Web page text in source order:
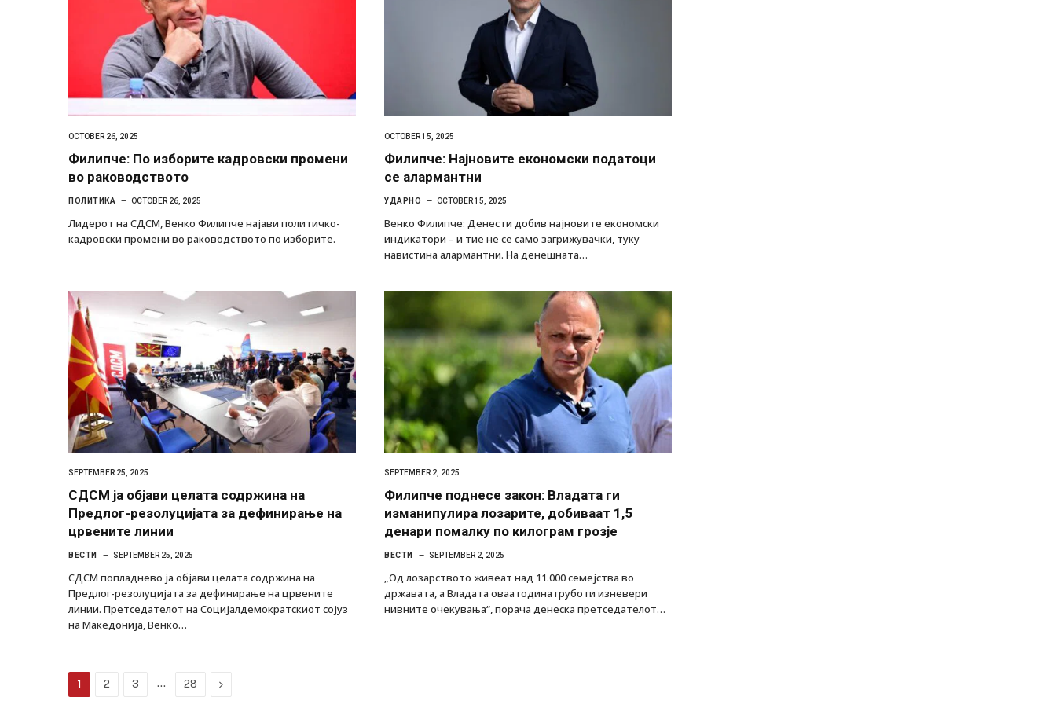
OCTOBER 26, 2025
Филипче: По изборите кадровски промени
во раководството
ПОЛИТИКА OCTOBER 26, 2025
Лидерот на СДСМ, Венко Филипче најави политичко-
кадровски промени во раководството по изборите.
OCTOBER 15, 2025
Филипче: Најновите економски податоци
се алармантни
УДАРНО OCTOBER 15, 2025
Венко Филипче: Денес ги добив најновите економски
индикатори – и тие не се само загрижувачки, туку
навистина алармантни. На денешната…
SEPTEMBER 25, 2025
СДСМ ја објави целата содржина на
Предлог-резолуцијата за дефинирање на
црвените линии
ВЕСТИ SEPTEMBER 25, 2025
СДСМ попладнево ја објави целата содржина на
Предлог-резолуцијата за дефинирање на црвените
линии. Претседателот на Социјалдемократскиот сојуз
на Македонија, Венко…
SEPTEMBER 2, 2025
Филипче поднесе закон: Владата ги
изманипулира лозарите, добиваат 1,5
денари помалку по килограм грозје
ВЕСТИ SEPTEMBER 2, 2025
„Од лозарството живеат над 11.000 семејства во
државата, а Владата оваа година грубо ги изневери
нивните очекувања“, порача денеска претседателот…
1 2 3 … 28 Next